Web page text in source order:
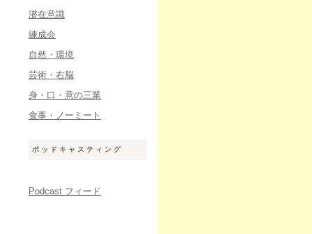
潜在意識
練成会
自然・環境
芸術・右脳
身・口・意の三業
食事・ノーミート
ポッドキャスティング
Podcast フィード